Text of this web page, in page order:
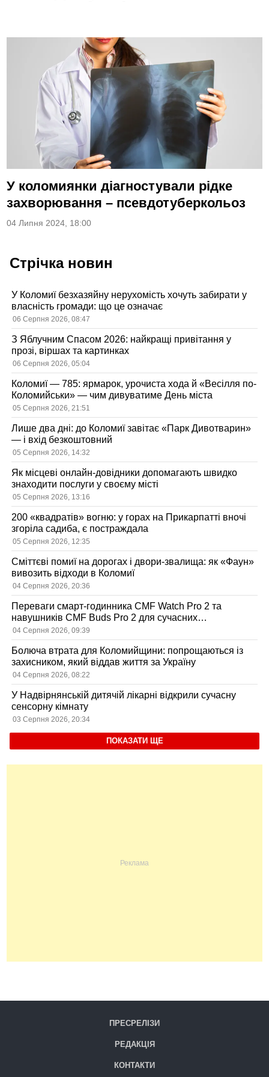
У коломиянки діагностували рідке
захворювання – псевдотуберкольоз
04 Липня 2024, 18:00
Стрічка новин
У Коломиї безхазяйну нерухомість хочуть забирати у
власність громади: що це означає
06 Серпня 2026, 08:47
З Яблучним Спасом 2026: найкращі привітання у
прозі, віршах та картинках
06 Серпня 2026, 05:04
Коломиї — 785: ярмарок, урочиста хода й «Весілля по-
Коломийськи» — чим дивуватиме День міста
05 Серпня 2026, 21:51
Лише два дні: до Коломиї завітає «Парк Дивотварин»
— і вхід безкоштовний
05 Серпня 2026, 14:32
Як місцеві онлайн-довідники допомагають швидко
знаходити послуги у своєму місті
05 Серпня 2026, 13:16
200 «квадратів» вогню: у горах на Прикарпатті вночі
згоріла садиба, є постраждала
05 Серпня 2026, 12:35
Сміттєві помиї на дорогах і двори-звалища: як «Фаун»
вивозить відходи в Коломиї
04 Серпня 2026, 20:36
Переваги смарт-годинника CMF Watch Pro 2 та
навушників CMF Buds Pro 2 для сучасних
користувачів
04 Серпня 2026, 09:39
Болюча втрата для Коломийщини: попрощаються із
захисником, який віддав життя за Україну
04 Серпня 2026, 08:22
У Надвірнянській дитячій лікарні відкрили сучасну
сенсорну кімнату
03 Серпня 2026, 20:34
ПОКАЗАТИ ЩЕ
ПРЕСРЕЛІЗИ
РЕДАКЦІЯ
КОНТАКТИ